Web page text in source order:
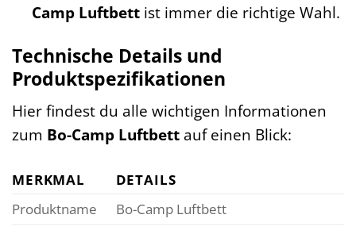
Camp Luftbettist immer die richtige Wahl.
Technische Details und
Produktspezifikationen
Hier findest du alle wichtigen Informationen
zum Bo-Camp Luftbett auf einen Blick:
MERKMAL
DETAILS
Produktname
Bo-Camp Luftbett